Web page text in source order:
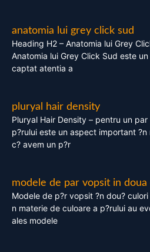
anatomia lui grey click sud
Heading H2 – Anatomia lui Grey
Anatomia lui Grey Click Sud este
captat atentia a
pluryal hair density
Pluryal Hair Density – pentru un
p?rului este un aspect important ?n
c? avem un p?r
modele de par vopsit in doua
Modele de p?r vopsit ?n dou?
n materie de culoare a p?rului au
ales modele